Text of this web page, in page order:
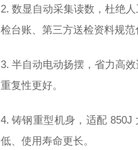
2. 数显自动采集读数，杜绝
检台账、第三方送检资料规范
3. 半自动电动扬摆，省力高
重复性更好。
4. 铸钢重型机身，适配
低、使用寿命更长。